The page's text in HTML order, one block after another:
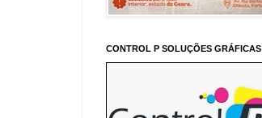
CONTROL P SOLUÇÕES GRÁFICAS